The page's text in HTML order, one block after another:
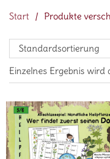
Start / Produkte
Standardsortierung
Einzelnes Ergebnis wird